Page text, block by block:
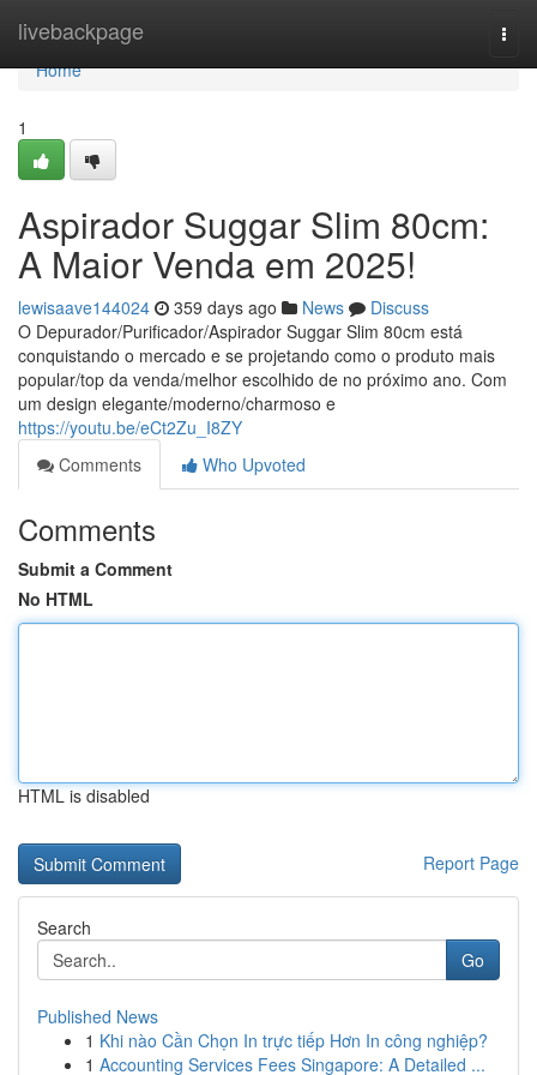
livebackpage
Home
Home
1
Aspirador Suggar Slim 80cm:
A Maior Venda em 2025!
lewisaave144024 359 days ago News
Discuss
O Depurador/Purificador/Aspirador Suggar Slim 80cm está
conquistando o mercado e se projetando como o produto mais
popular/top da venda/melhor escolhido de no próximo ano. Com
um design elegante/moderno/charmoso e
https://youtu.be/eCt2Zu_I8ZY
Comments
Who Upvoted
Comments
Submit a Comment
No HTML
HTML is disabled
Report Page
Search
Go
Published News
1 Khi nào Cần Chọn In trực tiếp Hơn In công nghiệp?
1 Accounting Services Fees Singapore: A Detailed ...